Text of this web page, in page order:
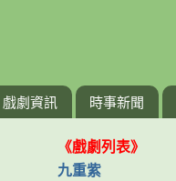
戲劇資訊 時事新聞
《戲劇列表》
九重紫